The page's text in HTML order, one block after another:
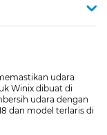
udara
Winix dibuat di
udara dengan
dan model terlaris di